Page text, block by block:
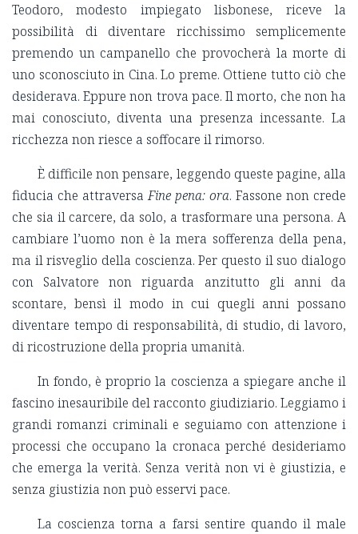
Teodoro, modesto impiegato lisbonese, riceve la
possibilità di diventare ricchissimo semplicemente
premendo un campanello che provocherà la morte di
uno sconosciuto in Cina. Lo preme. Ottiene tutto ciò che
desiderava. Eppure non trova pace. Il morto, che non ha
mai conosciuto, diventa una presenza incessante. La
ricchezza non riesce a soffocare il rimorso.
È difficile non pensare, leggendo queste pagine, alla
fiducia che attraversaFine pena: ora. Fassone non crede
che sia il carcere, da solo, a trasformare una persona. A
cambiare l’uomo non è la mera sofferenza della pena,
ma il risveglio della coscienza. Per questo il suo dialogo
con Salvatore non riguarda anzitutto gli anni da
scontare, bensì il modo in cui quegli anni possano
diventare tempo di responsabilità, di studio, di lavoro,
di ricostruzione della propria umanità.
In fondo, è proprio la coscienza a spiegare anche il
fascino inesauribile del racconto giudiziario. Leggiamo i
grandi romanzi criminali e seguiamo con attenzione i
processi che occupano la cronaca perché desideriamo
che emerga la verità. Senza verità non vi è giustizia, e
senza giustizia non può esservi pace.
La coscienza torna a farsi sentire quando il male